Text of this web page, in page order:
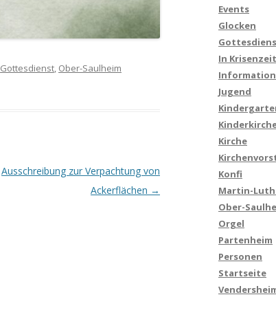
Gottesdienst, Ober-Saulheim
Ausschreibung zur Verpachtung von
Ackerflächen →
Events
Glocken
In
Jugend
Kirche
Konfi
Martin-
Ober-
Orgel
Partenheim
Personen
Startseite